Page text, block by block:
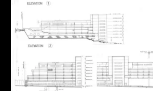
關於M+藏品